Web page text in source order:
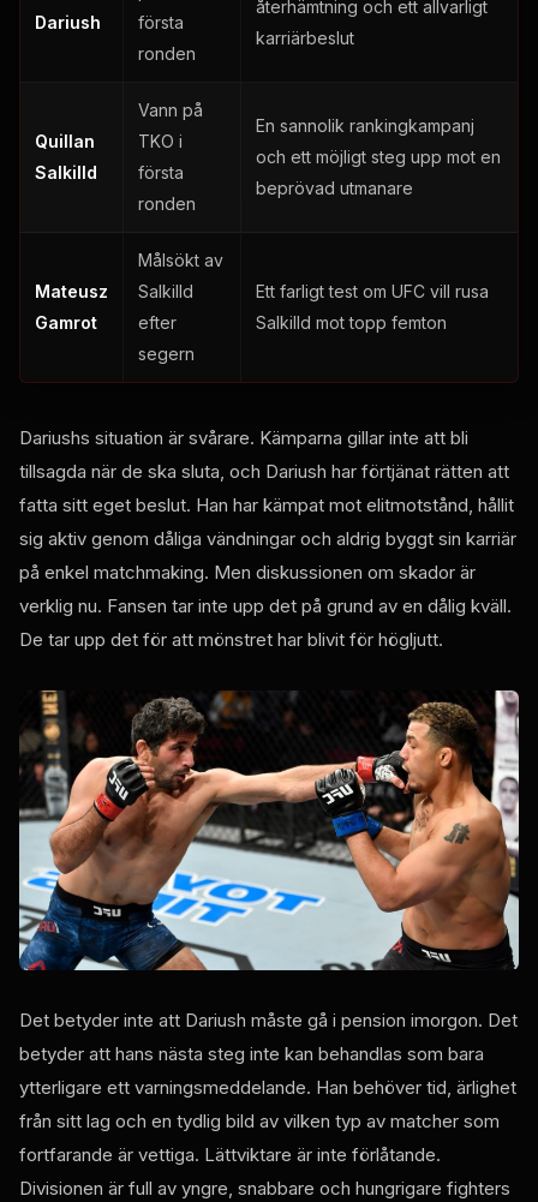
Dariush
första
ronden
återhämtning och ett allvarligt
karriärbeslut
Quillan
Salkilld
Vann på
TKO i
första
ronden
En sannolik rankingkampanj
och ett möjligt steg upp mot en
beprövad utmanare
Mateusz
Gamrot
Målsökt av
Salkilld
efter
segern
Ett farligt test om UFC vill rusa
Salkilld mot topp femton
Dariushs situation är svårare. Kämparna gillar inte att bli
tillsagda när de ska sluta, och Dariush har förtjänat rätten att
fatta sitt eget beslut. Han har kämpat mot elitmotstånd, hållit
sig aktiv genom dåliga vändningar och aldrig byggt sin karriär
på enkel matchmaking. Men diskussionen om skador är
verklig nu. Fansen tar inte upp det på grund av en dålig kväll.
De tar upp det för att mönstret har blivit för högljutt.
Det betyder inte att Dariush måste gå i pension imorgon. Det
betyder att hans nästa steg inte kan behandlas som bara
ytterligare ett varningsmeddelande. Han behöver tid, ärlighet
från sitt lag och en tydlig bild av vilken typ av matcher som
fortfarande är vettiga. Lättviktare är inte förlåtande.
Divisionen är full av yngre, snabbare och hungrigare fighters